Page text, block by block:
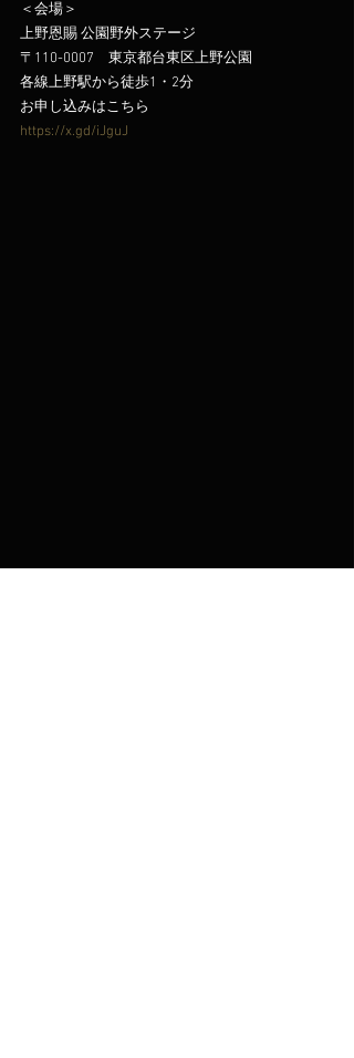
＜会場＞
上野恩賜 公園野外ステージ
〒110-0007　東京都台東区上野公園
各線上野駅から徒歩1・2分
お申し込みはこちら
https://x.gd/iJguJ